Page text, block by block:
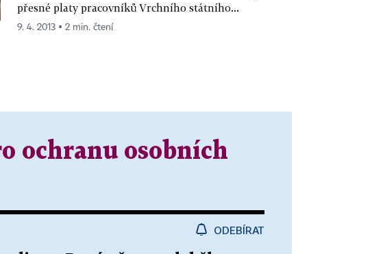
přesné platy pracovníků Vrchního státního...
9. 4. 2013 ▪ 2 min. čtení
ochranu osobních
ODEBÍRAT